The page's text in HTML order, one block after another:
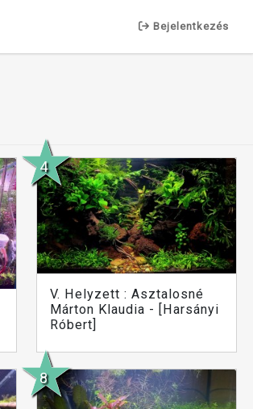
Bejelentkezés
V. Helyzett : Asztalosné
Márton Klaudia - [Harsányi
Róbert]